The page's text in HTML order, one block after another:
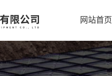
网站首页